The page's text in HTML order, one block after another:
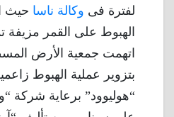
لفترة فى وكالة ناسا حيث
اتهمت جمعية الأرض
بتزوير عملية الهبوط
“هوليوود” برعاية شركة